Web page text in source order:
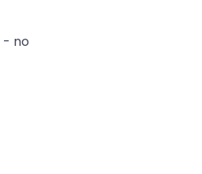
- no